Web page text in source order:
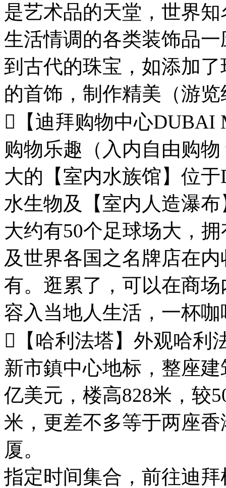
是艺术品的天堂，世界
生活情调的各类装饰品
到古代的珠宝，如添加
的首饰，制作精美（游
【迪拜购物中心DUBAI
购物乐趣（入内自由购
大的【室内水族馆】位
水生物及【室内人造瀑
大约有50个足球场大，
及世界各国之名牌店在
有。逛累了，可以在商
容入当地人生活，一杯
【哈利法塔】外观哈利
新市鎮中心地标，整座
亿美元，楼高828米，较
米，更差不多等于两座
厦。
指定时间集合，前往迪